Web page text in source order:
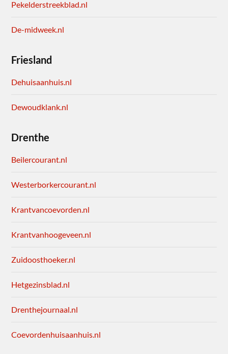
Pekelderstreekblad.nl
De-midweek.nl
Friesland
Dehuisaanhuis.nl
Dewoudklank.nl
Drenthe
Beilercourant.nl
Westerborkercourant.nl
Krantvancoevorden.nl
Krantvanhoogeveen.nl
Zuidoosthoeker.nl
Hetgezinsblad.nl
Drenthejournaal.nl
Coevordenhuisaanhuis.nl